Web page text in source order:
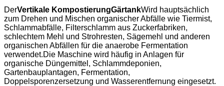
DerVertikale KompostierungGärtankWird hauptsächlich
zum Drehen und Mischen organischer Abfälle wie Tiermist,
Schlammabfälle, Filterschlamm aus Zuckerfabriken,
schlechtem Mehl und Strohresten, Sägemehl und anderen
organischen Abfällen für die anaerobe Fermentation
verwendet.Die Maschine wird häufig in Anlagen für
organische Düngemittel, Schlammdeponien,
Gartenbauplantagen, Fermentation,
Doppelsporenzersetzung und Wasserentfernung eingesetzt.